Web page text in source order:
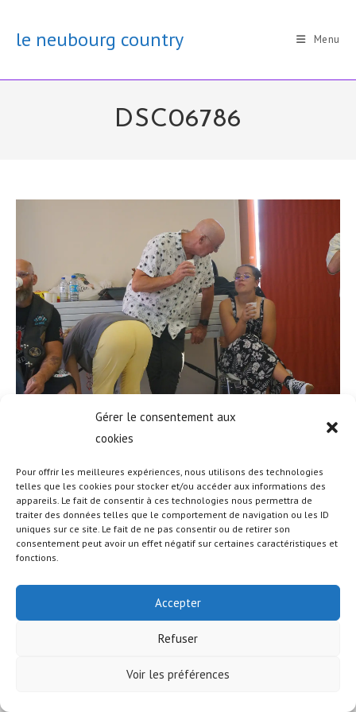
Gérer le consentement aux
cookies
Pour offrir les meilleures expériences, nous utilisons des technologies
telles que les cookies pour stocker et/ou accéder aux informations des
appareils. Le fait de consentir à ces technologies nous permettra de
traiter des données telles que le comportement de navigation ou les ID
uniques sur ce site. Le fait de ne pas consentir ou de retirer son
consentement peut avoir un effet négatif sur certaines caractéristiques et
fonctions.
Accepter
Refuser
Voir les préférences
contentle neubourg country Menu
DSC06786
© COPYRIGHT - OCEANWP THEME BY NICK